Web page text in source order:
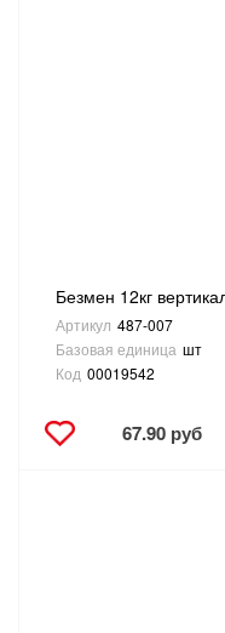
СНЕГОУБОРОЧНЫЙ
СТРОИТЕЛЬНЫЕ И
Безмен 12кг
Артикул 487-007
Базовая единица шт
Код 00019542
67.90 руб